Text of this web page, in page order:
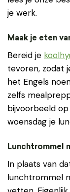
je werk.
Maak je eten
Bereid je
tevoren, zodat
het Engels
zelfs
bijvoorbeeld
woensdag je
Lunchtrommel
In plaats van
lunchtrommel